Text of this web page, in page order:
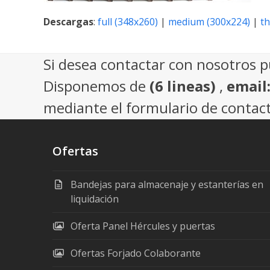
Descargas: full (348x260) | medium (300x224) |
Si desea contactar con nosotros
Disponemos de (6 lineas) ,
mediante el formulario de
Ofertas
Bandejas para almacenaje y estanterías en
liquidación
Oferta Panel Hércules y puertas
Ofertas Forjado Colaborante